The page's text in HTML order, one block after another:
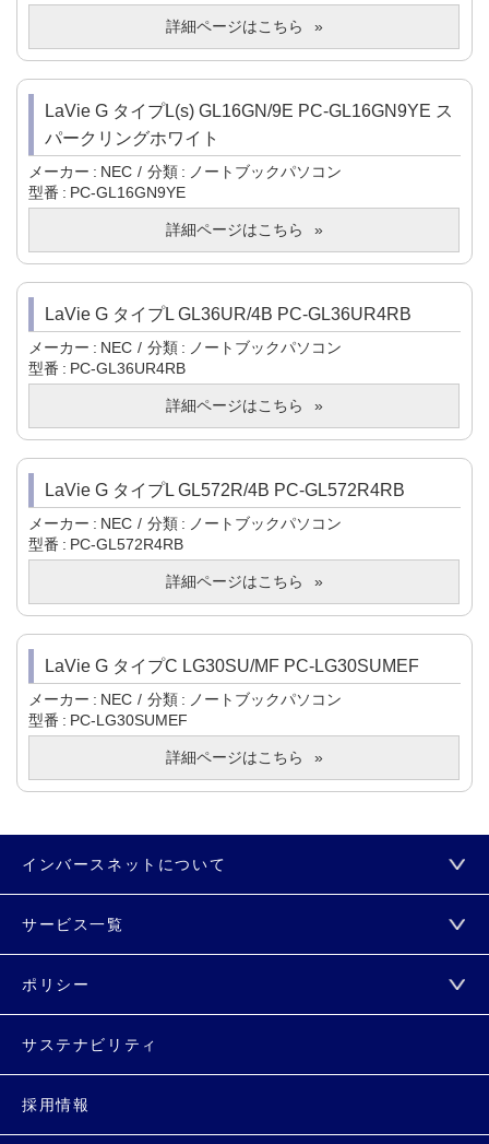
詳細ページはこちら
LaVie G タイプL(s) GL16GN/9E PC-GL16GN9YE ス
パークリングホワイト
メーカー NEC 分類
ノートブックパソコン
型番
PC-GL16GN9YE
詳細ページはこちら
LaVie G タイプL GL36UR/4B PC-GL36UR4RB
メーカー NEC 分類
ノートブックパソコン
型番
PC-GL36UR4RB
詳細ページはこちら
LaVie G タイプL GL572R/4B PC-GL572R4RB
メーカー NEC 分類
ノートブックパソコン
型番
PC-GL572R4RB
詳細ページはこちら
LaVie G タイプC LG30SU/MF PC-LG30SUMEF
メーカー NEC 分類
ノートブックパソコン
型番
PC-LG30SUMEF
詳細ページはこちら
インバースネットについて
サービス一覧
ポリシー
サステナビリティ
採用情報